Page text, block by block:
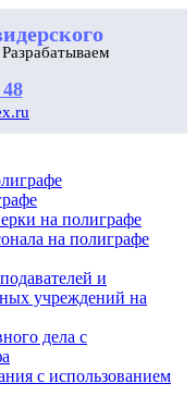
на полиграфе
на полиграфе
и
учреждений на
дела с
с использованием